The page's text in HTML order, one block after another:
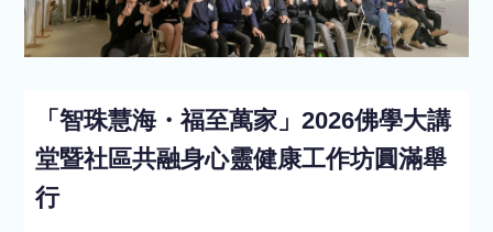
「智珠慧海・福至萬家」2026佛學大講
堂暨社區共融身心靈健康工作坊圓滿舉
行